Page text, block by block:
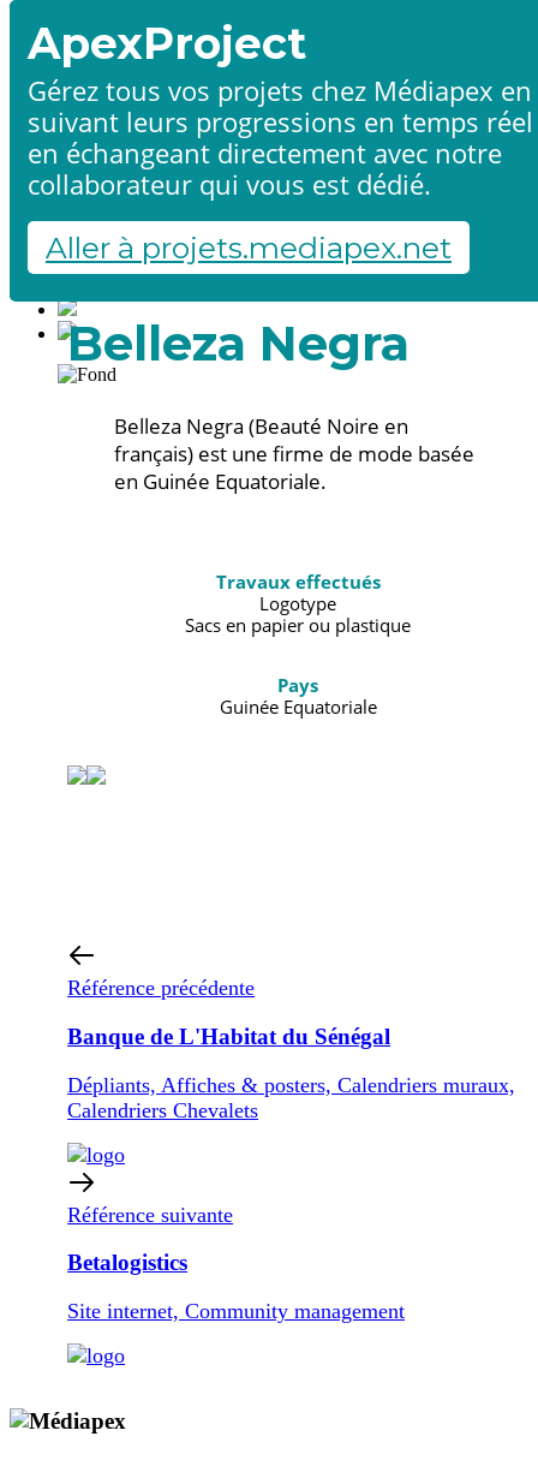
Accueil
Produits & services
Références
Contact
Démarrer un projet
Fr
English
Belleza Negra
Belleza Negra (Beauté Noire en
français) est une firme de mode basée
en Guinée Equatoriale.
Travaux effectués
Logotype
Sacs en papier ou plastique
Pays
Guinée Equatoriale
Référence précédente
Banque de L'Habitat du Sénégal
Dépliants, Affiches & posters, Calendriers muraux,
Calendriers Chevalets
Référence suivante
Betalogistics
Site internet, Community management
ApexProject
Gérez tous vos projets chez Médiapex en
suivant leurs progressions en temps
en échangeant directement avec notre
collaborateur qui vous est dédié.
Aller à projets.mediapex.net